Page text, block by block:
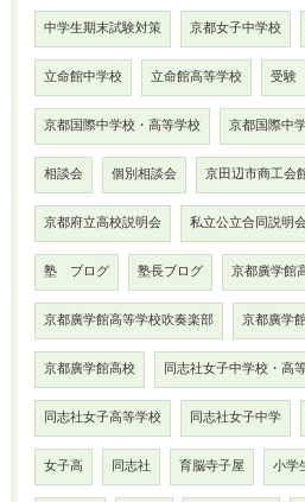
中学生期末試験対策 京都女子中学校
立命館中学校 立命館高等学校 受験
京都国際中学校・高等学校 京都国際中
相談会 個別相談会 京田辺市商工会
京都府立高校説明会 私立公立合同説明
塾 ブログ 塾長ブログ 京都廣学館
京都廣学館高等学校吹奏楽部 京都廣学
京都廣学館高校 同志社女子中学校・高
同志社女子高等学校 同志社女子中学
女子高 同志社 育脳寺子屋 小学